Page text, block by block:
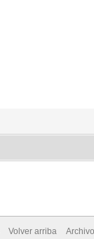
Volver arriba